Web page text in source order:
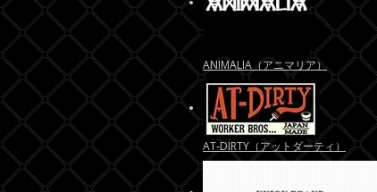
ANIMALIA（アニマリア）
AT-DIRTY（アットダーティ）